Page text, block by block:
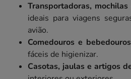
Transportadoras,
ideais para viagens
avião.
Comedouros e bebedouros
fáceis de higienizar.
Casotas, jaulas e artigos